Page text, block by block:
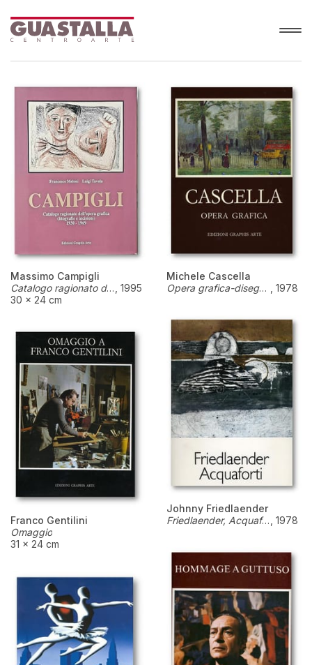
Massimo Campigli
Catalogo ragionato dell'opera grafica (litografie e incisioni) , 1930 - 1969, a cura di Meloni-Tavola 1995
30 × 24 cm
Michele Cascella
Opera grafica-disegni, pastelli, acquarelli e litografie dal 1907 al 1978
1978
Johnny Friedlaender
Friedlaender, Acquaforti 1978
Franco Gentilini
Omaggio
31 × 24 cm